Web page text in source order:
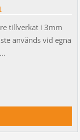
tillverkat i 3mm
används vid egna